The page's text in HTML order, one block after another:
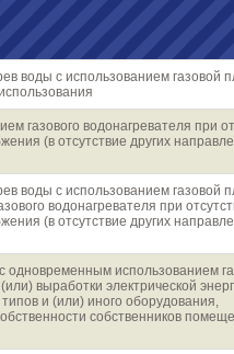
воды с использованием газовой
газового водонагревателя при
(в отсутствие других
воды с использованием газовой
водонагревателя при
(в отсутствие других
одновременным использованием
выработки электрической
и (или) иного оборудования,
собственников